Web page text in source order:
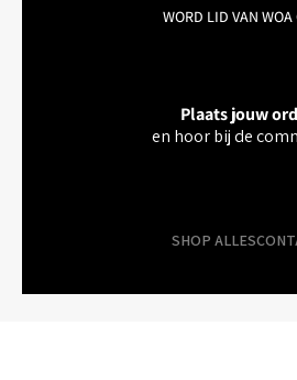
WORD LID VAN WOA
Plaats jouw
en hoor bij de
SHOP ALLES